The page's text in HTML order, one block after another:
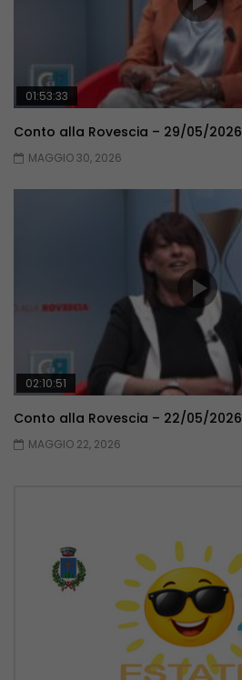
01:53:33
Conto alla Rovescia – 29/05/2026
MAGGIO 30, 2026
02:10:51
Conto alla Rovescia – 22/05/2026
MAGGIO 22, 2026